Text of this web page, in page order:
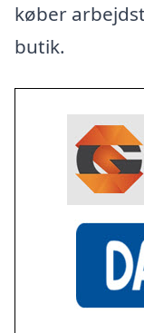
køber
butik.